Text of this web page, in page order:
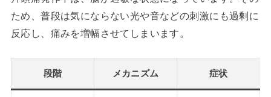
ため、普段は気にならない光や音などの刺激にも過剰に
反応し、痛みを増幅させてしまいます。
段階 メカニズム 症状